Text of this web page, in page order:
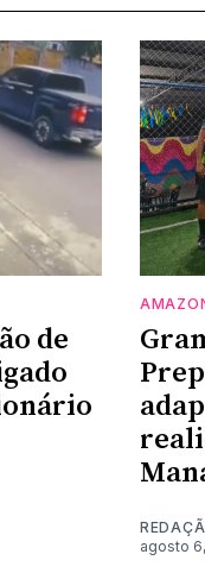
de
agosto